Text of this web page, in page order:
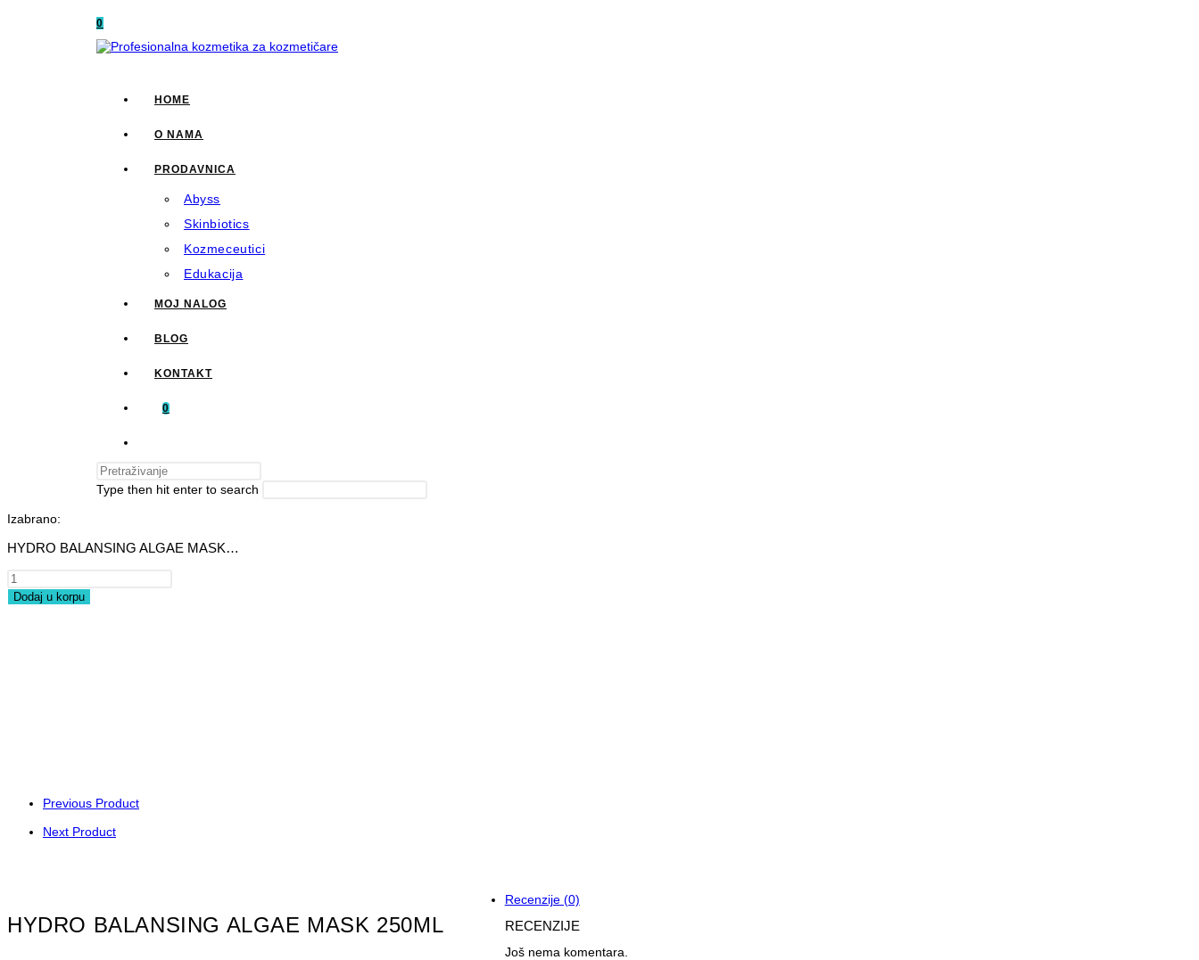
0
HOME
O NAMA
PRODAVNICA
Abyss
Skinbiotics
Kozmeceutici
Edukacija
MOJ NALOG
BLOG
KONTAKT
0
Type then hit enter to search
Izabrano:
HYDRO BALANSING ALGAE MASK…
Dodaj u korpu
Previous Product
Next Product
HYDRO BALANSING ALGAE MASK 250ML
Recenzije (0)
RECENZIJE
Još nema komentara.